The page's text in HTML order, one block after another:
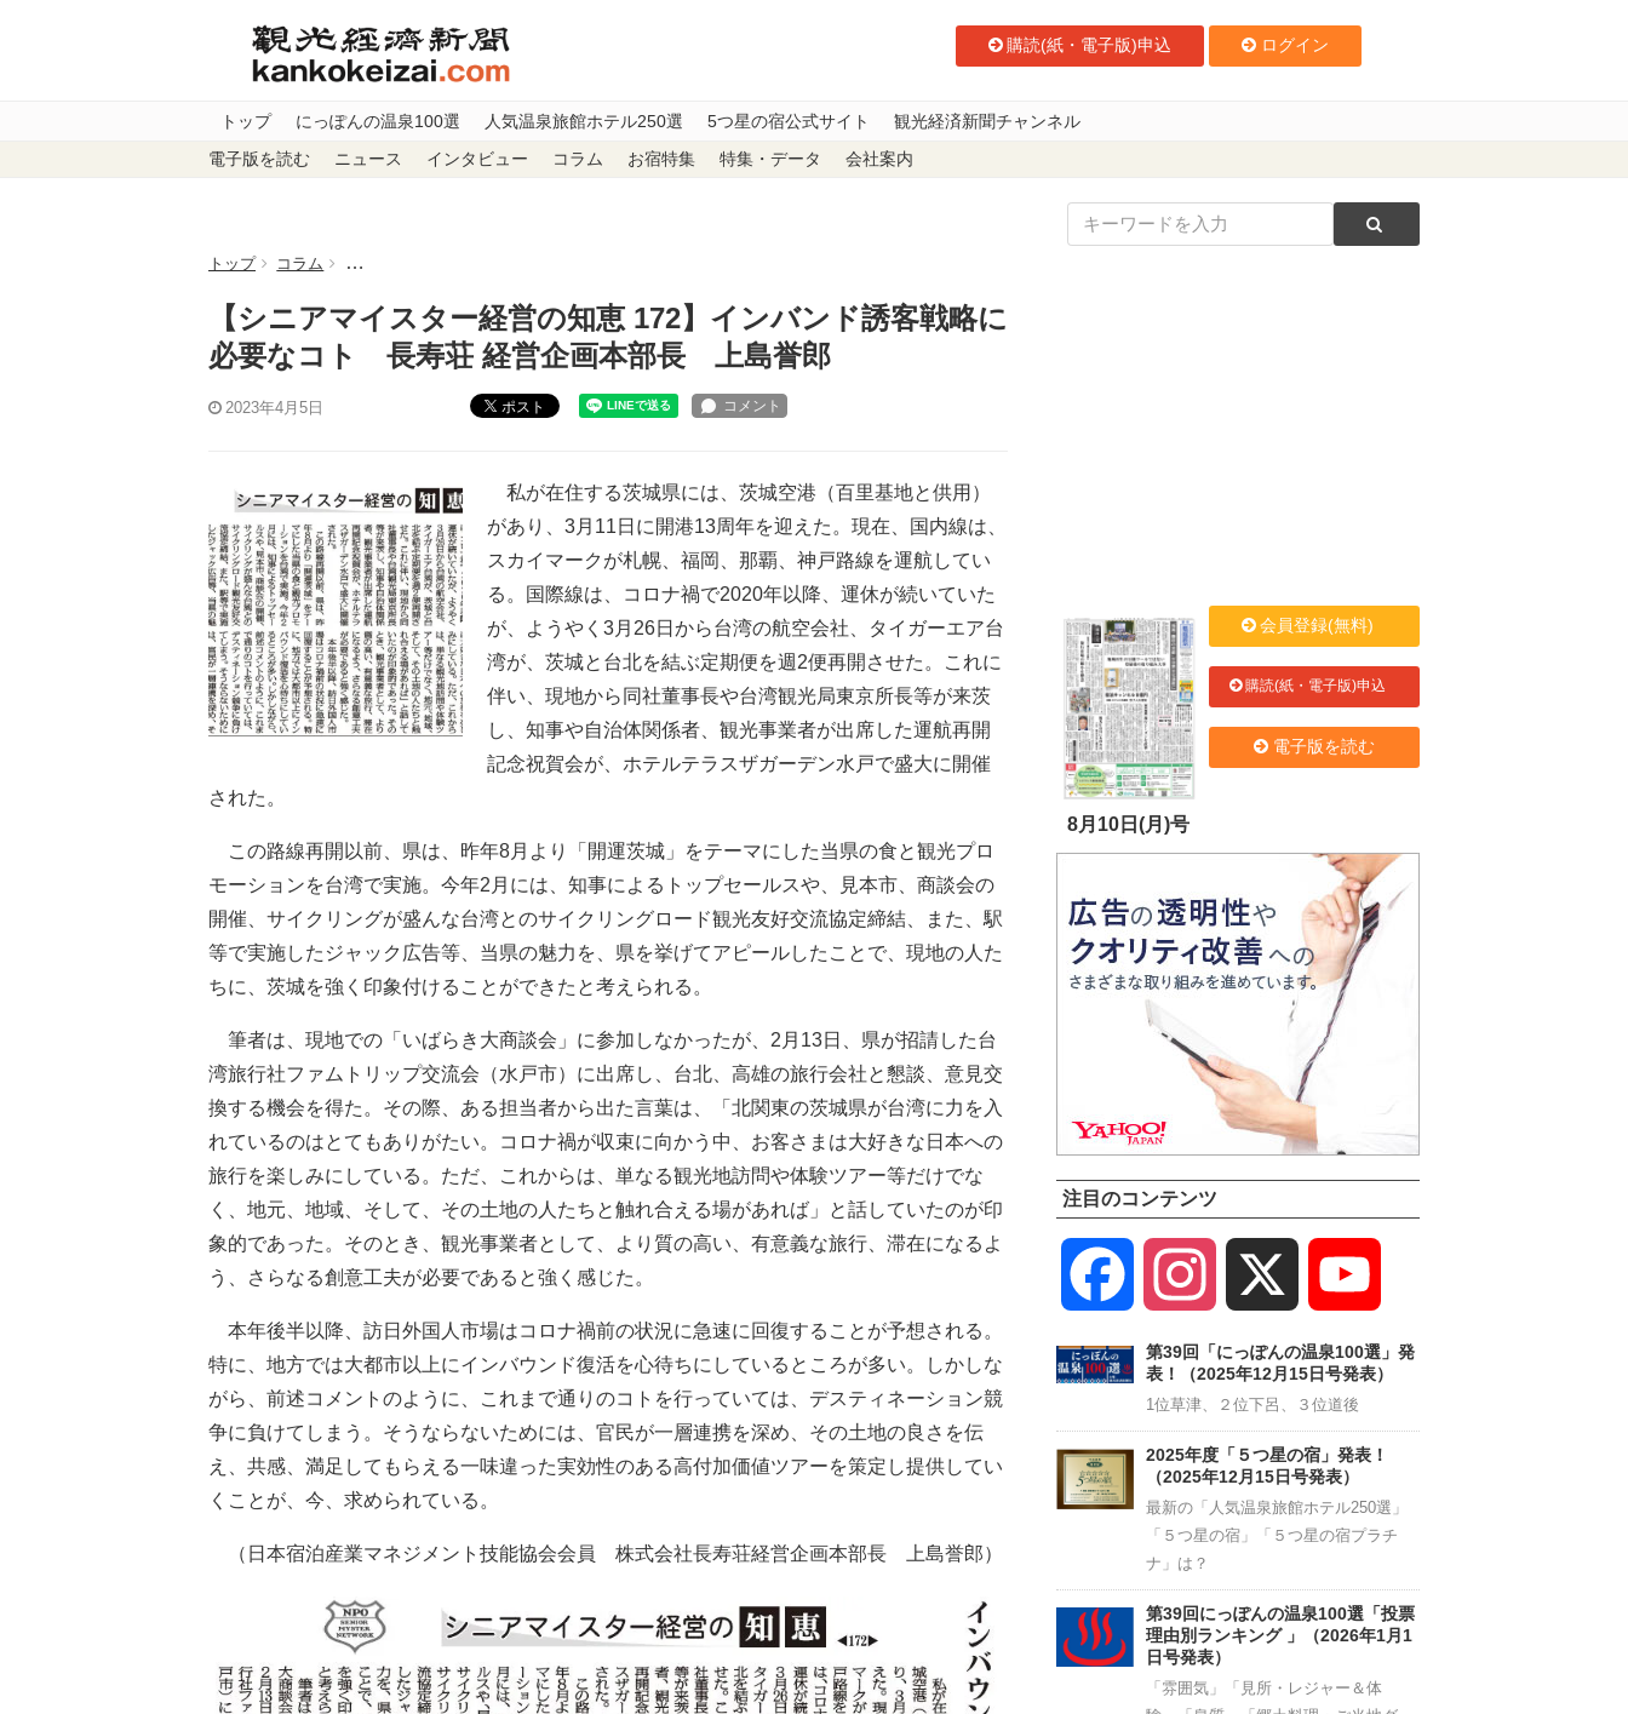
購読(紙・電子版)申込 ログイン
トップ にっぽんの温泉100選 人気温泉旅館ホテル250選 5つ星の宿公式サイト 観光経済新聞チャンネル
電子版を読む ニュース インタビュー コラム お宿特集 特集・データ 会社案内
トップ コラム 【シニアマイスター経営の知恵 172】インバンド誘客戦略に必要なコト 長寿荘 経営企画本部長 上島誉郎
【シニアマイスター経営の知恵 172】インバンド誘客戦略に
必要なコト 長寿荘 経営企画本部長 上島誉郎
2023年4月5日 ポスト
私が在住する茨城県には、茨城空港（百里基地と供用）
があり、3月11日に開港13周年を迎えた。現在、国内線は、
スカイマークが札幌、福岡、那覇、神戸路線を運航してい
る。国際線は、コロナ禍で2020年以降、運休が続いていた
が、ようやく3月26日から台湾の航空会社、タイガーエア台
湾が、茨城と台北を結ぶ定期便を週2便再開させた。これに
伴い、現地から同社董事長や台湾観光局東京所長等が来茨
し、知事や自治体関係者、観光事業者が出席した運航再開
記念祝賀会が、ホテルテラスザガーデン水戸で盛大に開催
された。
この路線再開以前、県は、昨年8月より「開運茨城」をテーマにした当県の食と観光プロ
モーションを台湾で実施。今年2月には、知事によるトップセールスや、見本市、商談会の
開催、サイクリングが盛んな台湾とのサイクリングロード観光友好交流協定締結、また、駅
等で実施したジャック広告等、当県の魅力を、県を挙げてアピールしたことで、現地の人た
ちに、茨城を強く印象付けることができたと考えられる。
筆者は、現地での「いばらき大商談会」に参加しなかったが、2月13日、県が招請した台
湾旅行社ファムトリップ交流会（水戸市）に出席し、台北、高雄の旅行会社と懇談、意見交
換する機会を得た。その際、ある担当者から出た言葉は、「北関東の茨城県が台湾に力を入
れているのはとてもありがたい。コロナ禍が収束に向かう中、お客さまは大好きな日本への
旅行を楽しみにしている。ただ、これからは、単なる観光地訪問や体験ツアー等だけでな
く、地元、地域、そして、その土地の人たちと触れ合える場があれば」と話していたのが印
象的であった。そのとき、観光事業者として、より質の高い、有意義な旅行、滞在になるよ
う、さらなる創意工夫が必要であると強く感じた。
本年後半以降、訪日外国人市場はコロナ禍前の状況に急速に回復することが予想される。
特に、地方では大都市以上にインバウンド復活を心待ちにしているところが多い。しかしな
がら、前述コメントのように、これまで通りのコトを行っていては、デスティネーション競
争に負けてしまう。そうならないためには、官民が一層連携を深め、その土地の良さを伝
え、共感、満足してもらえる一味違った実効性のある高付加価値ツアーを策定し提供してい
くことが、今、求められている。
（日本宿泊産業マネジメント技能協会会員 株式会社長寿荘経営企画本部長 上島誉郎）
8月10日(月)号
会員登録(無料)
購読(紙・電子版)申込
電子版を読む
注目のコンテンツ
Facebook Instagram
Channel
第39回「にっぽんの温泉100選」発
表！（2025年12月15日号発表）
1位草津、２位下呂、３位道後
2025年度「５つ星の宿」発表！
（2025年12月15日号発表）
最新の「人気温泉旅館ホテル250選」
「５つ星の宿」「５つ星の宿プラチ
ナ」は？
第39回にっぽんの温泉100選「投票
理由別ランキング 」（2026年1月1
日号発表）
「雰囲気」「見所・レジャー＆体